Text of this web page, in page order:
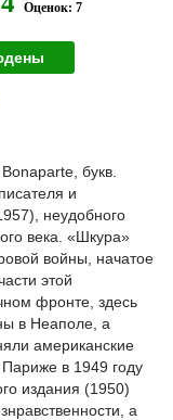
Оценок: 7
букв.
и
неудобного
века. «Шкура»
войны, начатое
этой
фронте, здесь
в Неаполе, а
американские
в 1949 году
издания (1950)
а